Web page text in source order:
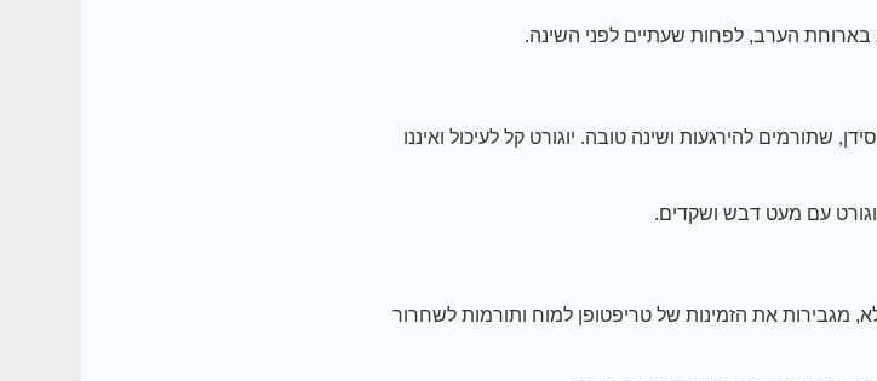
הערב, לפחות שעתיים לפני השינה.
שתורמים להירגעות ושינה טובה. יוגורט קל לעיכול ואיננו
עם מעט דבש ושקדים.
מגבירות את הזמינות של טריפטופן למוח ותורמות לשחרור